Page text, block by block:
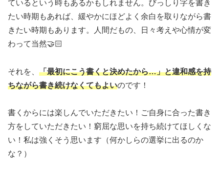
ているという時もあるかもしれません。びっしり字を書き
たい時期もあれば、緩やかにほどよく余白を取りながら書
きたい時期もあります。人間だもの、日々考えや心情が変
わって当然🤝🏻
それを、 「最初にこう書くと決めたから…」と違和感を持
ちながら書き続けなくてもよいのです！
書くからには楽しんでいただきたい！ご自身に合った書き
方をしていただきたい！窮屈な思いを持ち続けてほしくな
い！私は強くそう思います（何かしらの選挙に出るのか
な？）